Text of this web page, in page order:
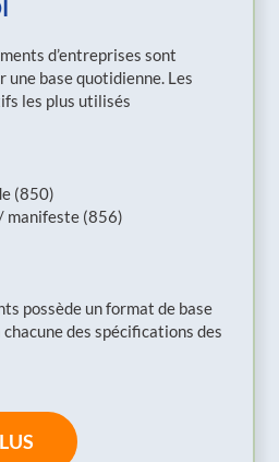
d’entreprises sont
une base quotidienne. Les
les plus utilisés
(850)
manifeste (856)
possède un format de base
des spécifications des